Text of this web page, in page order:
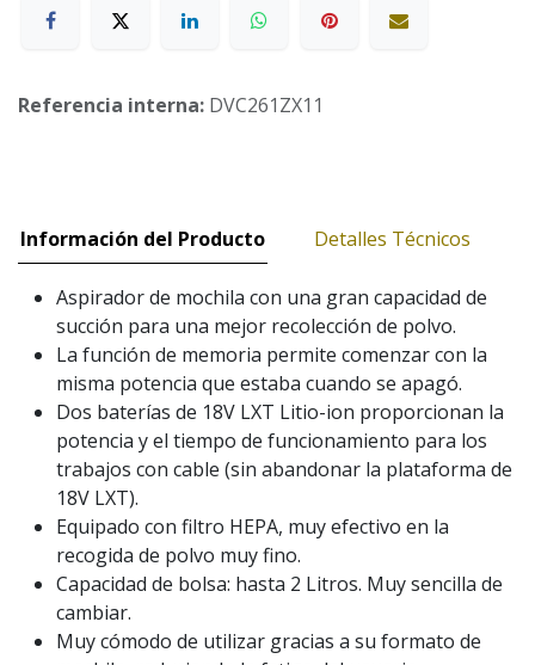
Referencia interna: DVC261ZX11
Información del Producto Detalles Técnicos
Aspirador de mochila con una gran capacidad de
succión para una mejor recolección de polvo.
La función de memoria permite comenzar con la
misma potencia que estaba cuando se apagó.
Dos baterías de 18V LXT Litio-ion proporcionan la
potencia y el tiempo de funcionamiento para los
trabajos con cable (sin abandonar la plataforma de
18V LXT).
Equipado con filtro HEPA, muy efectivo en la
recogida de polvo muy fino.
Capacidad de bolsa: hasta 2 Litros. Muy sencilla de
cambiar.
Muy cómodo de utilizar gracias a su formato de